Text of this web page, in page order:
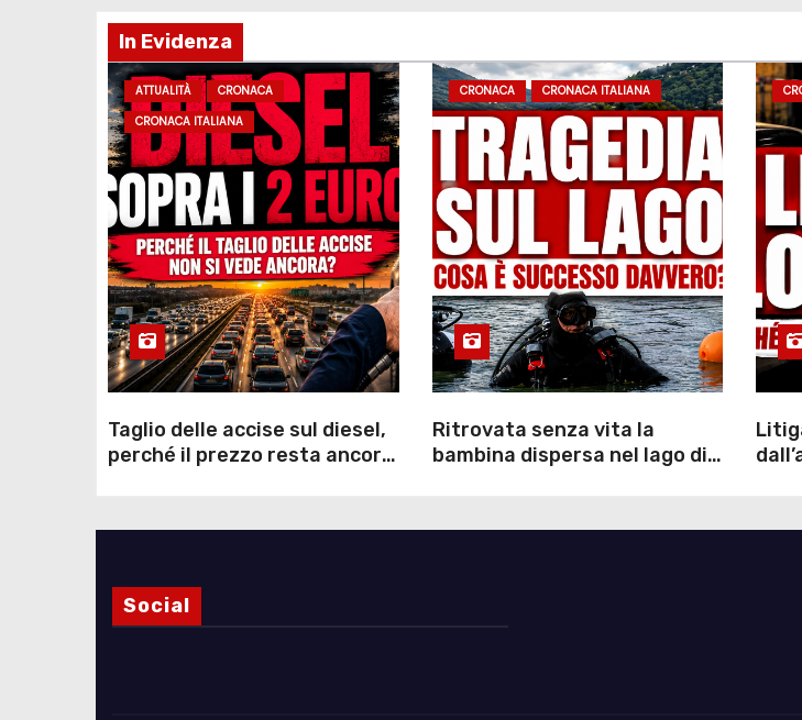
In Evidenza
ATTUALITÀ
CRONACA
CRONACA ITALIANA
Taglio delle accise sul diesel,
perché il prezzo resta ancora
CRONACA CRONACA ITALIANA
Ritrovata senza vita la
bambina dispersa nel lago di
Social